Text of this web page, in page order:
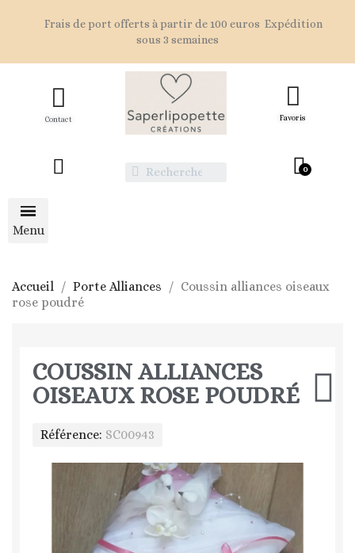
Frais de port offerts à partir de 100 euros Expédition
sous 3 semaines
Contact Favoris
Accueil Porte Alliances
Coussin alliances oiseaux
rose poudré
COUSSIN ALLIANCES
OISEAUX ROSE POUDRÉ
Référence SC00943